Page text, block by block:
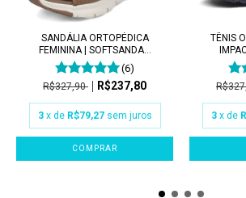
SANDÁLIA ORTOPÉDICA
FEMININA | SOFTSANDA...
(6)
R$327,90 R$237,80
3 x de R$79,27 sem juros
COMPRAR
TÊNIS
3 x de